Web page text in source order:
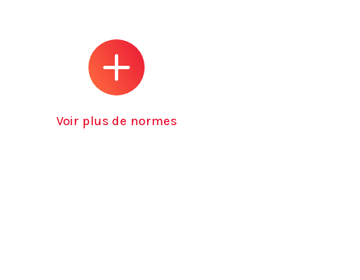
Voir plus de normes